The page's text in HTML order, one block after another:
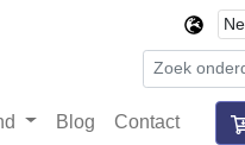
Blog Contact